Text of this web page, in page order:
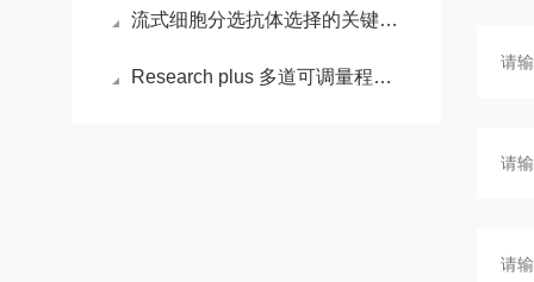
流式细胞分选抗体选择的关键要点
Research plus 多道可调量程移液器的操作步骤